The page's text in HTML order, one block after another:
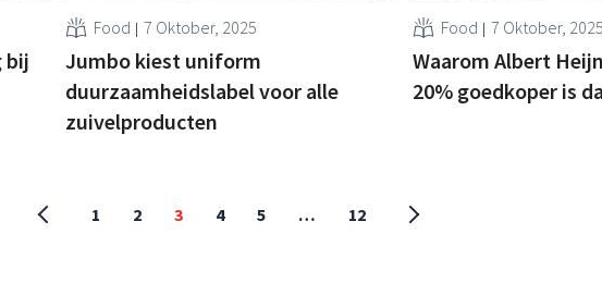
bij
Food 7 Oktober, 2025
Jumbo kiest uniform
duurzaamheidslabel voor alle
zuivelproducten
Food 7 Oktober, 2025
Waarom Albert
20% goedkoper is
1 2 3 4 5 … 12